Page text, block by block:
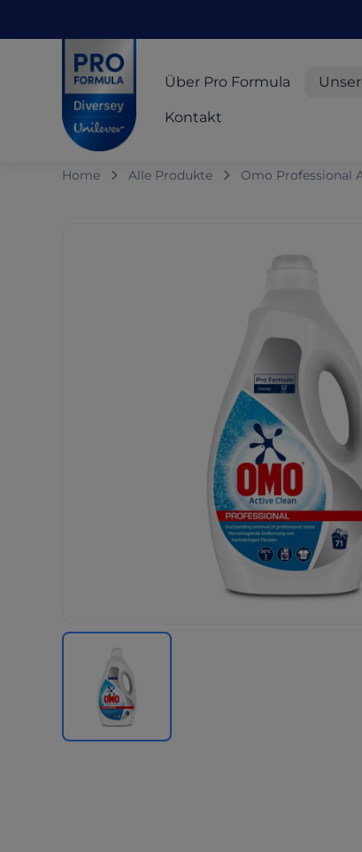
Über Pro Formula
Kontakt
Home Alle Produkte Omo Professional